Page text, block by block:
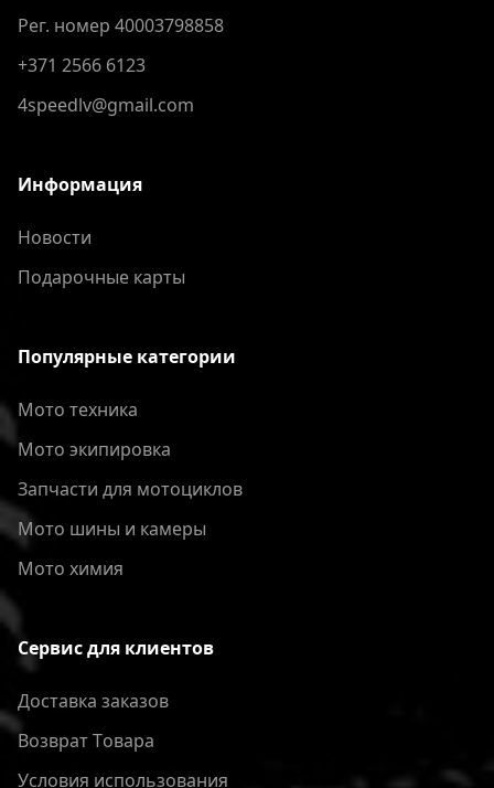
Рег. номер 40003798858
+371 2566 6123
4speedlv@gmail.com
Информация
Новости
Подарочные карты
Популярные категории
Мото техника
Мото экипировка
Запчасти для мотоциклов
Мото шины и камеры
Мото химия
Сервис для клиентов
Доставка заказов
Bозврат Tовара
Условия использования